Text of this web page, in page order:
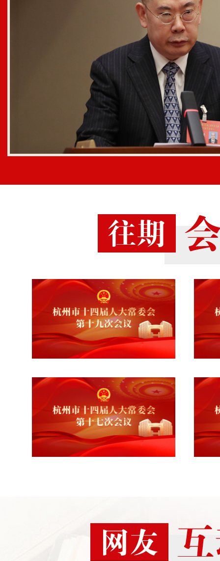
19.市人大常委会副主任徐小林受
20.市法院院长陈志君提交人事报告
21.市检察院检察长叶伟忠提交人事
2:00，进行分组审议：
3.《杭州市知识产权保护和促进条
4.关于修改《杭州市民用建筑节能
5.《杭州市人民代表大会代表议案
州市人民代表大会代表建议、批评和意
6.市政府关于2024年杭州市本级预
委会关于批准2024年杭州市本级预算调
7.市十四届人大四次会议主席团交
的代表议案审议结果的报告；
8.市人大常委会主任会议、市法院
9.市法院关于“三庭一院”工作情况